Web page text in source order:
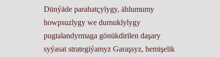
Dünýäde parahatçylygy, ählumumy
howpsuzlygy we durnuklylygy
pugtalandyrmaga gönükdirilen daşary
syýasat strategiýamyz Garaşsyz, hemişelik